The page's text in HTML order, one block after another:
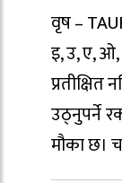
वृष –
इ, उ, ए, ओ,
उठ्नुपर्ने
मौका छ।